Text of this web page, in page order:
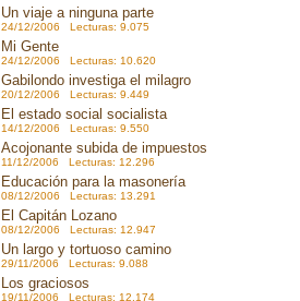
Un viaje a ninguna parte
24/12/2006 Lecturas: 9.075
Mi Gente
24/12/2006 Lecturas: 10.620
Gabilondo investiga el milagro
20/12/2006 Lecturas: 9.449
El estado social socialista
14/12/2006 Lecturas: 9.550
Acojonante subida de impuestos
11/12/2006 Lecturas: 12.296
Educación para la masonería
08/12/2006 Lecturas: 13.291
El Capitán Lozano
08/12/2006 Lecturas: 12.947
Un largo y tortuoso camino
29/11/2006 Lecturas: 9.088
Los graciosos
19/11/2006 Lecturas: 12.174